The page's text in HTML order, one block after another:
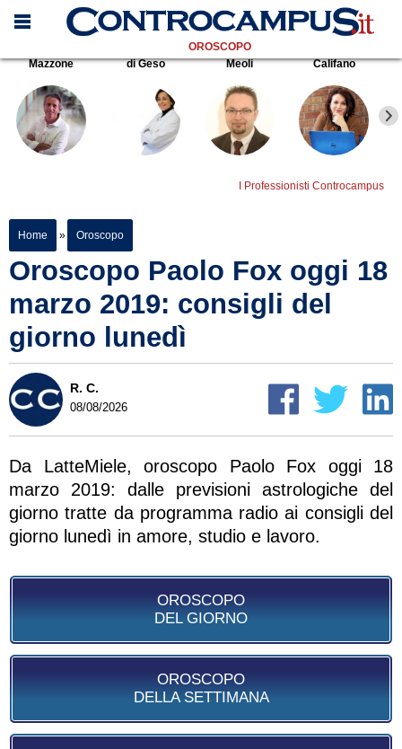
OROSCOPO
Mazzone
di Geso Meoli Califano
I Professionisti Controcampus
Home » Oroscopo
Oroscopo Paolo Fox oggi 18
marzo 2019: consigli del
giorno lunedì
R. C.
08/08/2026
Da LatteMiele, oroscopo Paolo Fox oggi 18
marzo 2019: dalle previsioni astrologiche del
giorno tratte da programma radio ai consigli del
giorno lunedì in amore, studio e lavoro.
OROSCOPO
DEL GIORNO
OROSCOPO
DELLA SETTIMANA